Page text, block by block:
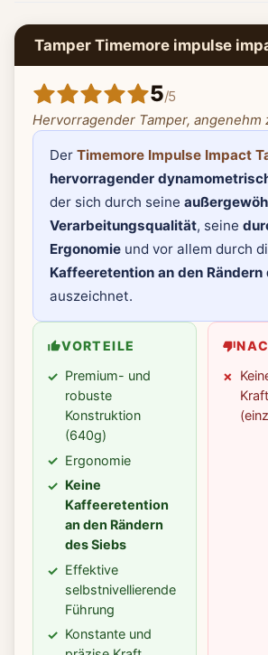
Tamper Timemore impulse
5/5
Hervorragender Tamper, angenehm
Der Timemore Impulse Impact
hervorragender
der sich durch seine
Verarbeitungsqualität, seine
Ergonomieund vor allem durch
Kaffeeretention an den Rändern
auszeichnet.
VORTEILE
Premium- und
robuste
Konstruktion
(640g)
Ergonomie
Keine
Kaffeeretention
an den Rändern
des Siebs
Effektive
selbstnivellierende
Führung
Konstante und